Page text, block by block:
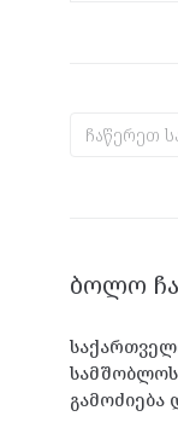
ᲑᲝᲚᲝ
გამოძიება